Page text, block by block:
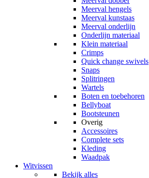
Meerval hengels
Meerval kunstaas
Meerval onderlijn
Onderlijn materiaal
Klein materiaal
Crimps
Quick change swivels
Snaps
Splitringen
Wartels
Boten en toebehoren
Bellyboat
Bootsteunen
Overig
Accessoires
Complete sets
Kleding
Waadpak
Witvissen
Bekijk alles